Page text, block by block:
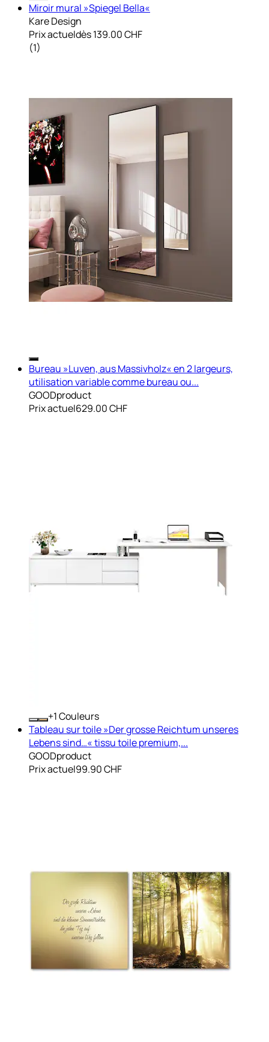
Miroir mural »Spiegel Bella«
Kare Design
Prix actueldès139.00 CHF
(1)
Bureau »Luven, aus Massivholz« en 2 largeurs,
utilisation variable comme bureau ou...
GOODproduct
Prix actuel629.00 CHF
+ Couleurs
Tableau sur toile »Der grosse Reichtum unseres
Lebens sind…« tissu toile premium,...
GOODproduct
Prix actuel99.90 CHF